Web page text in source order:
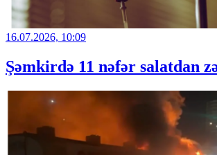
16.07.2026, 10:09
Şəmkirdə 11 nəfər salatdan